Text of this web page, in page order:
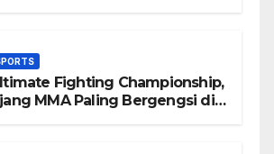
Fighting Championship,
MMA Paling Bergengsi di